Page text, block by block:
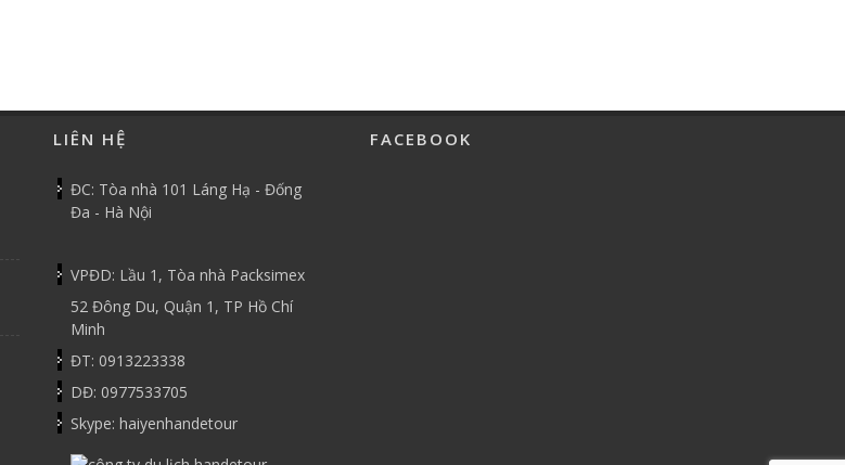
LIÊN HỆ
ĐC: Tòa nhà 101 Láng Hạ - Đống
Đa - Hà Nội
VPĐD: Lầu 1, Tòa nhà Packsimex
52 Đông Du, Quận 1, TP Hồ Chí
Minh
ĐT: 0913223338
DĐ: 0977533705
Skype: haiyenhandetour
FACEBOOK